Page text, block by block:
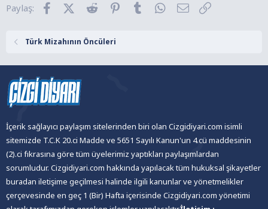
Paylaş: FacebookX (Twitter)
Reddit Pinterest
Tumblr WhatsApp
E-posta
Türk Mizahının Öncüleri
İçerik sağlayıcı paylaşım sitelerinden biri olan Cizgidiyari.com isimli
sitemizde T.C.K 20.ci Madde ve 5651 Sayılı Kanun'un 4.cü maddesinin
(2).ci fıkrasına göre tüm üyelerimiz yaptıkları paylaşımlardan
sorumludur. Cizgidiyari.com hakkında yapılacak tüm hukuksal şikayetler
buradan iletişime geçilmesi halinde ilgili kanunlar ve yönetmelikler
çerçevesinde en geç 1 (Bir) Hafta içerisinde Cizgidiyari.com yönetimi